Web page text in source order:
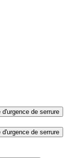
d'urgence de serrure
d'urgence de serrure